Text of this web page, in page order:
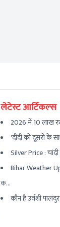
लेटेस्ट आर्टिकल्स
2026 में 10 लाख
'दीदी को दूसरों के
Silver Price : चांदी
Bihar Weather
क...
कौन हैं उर्वशी